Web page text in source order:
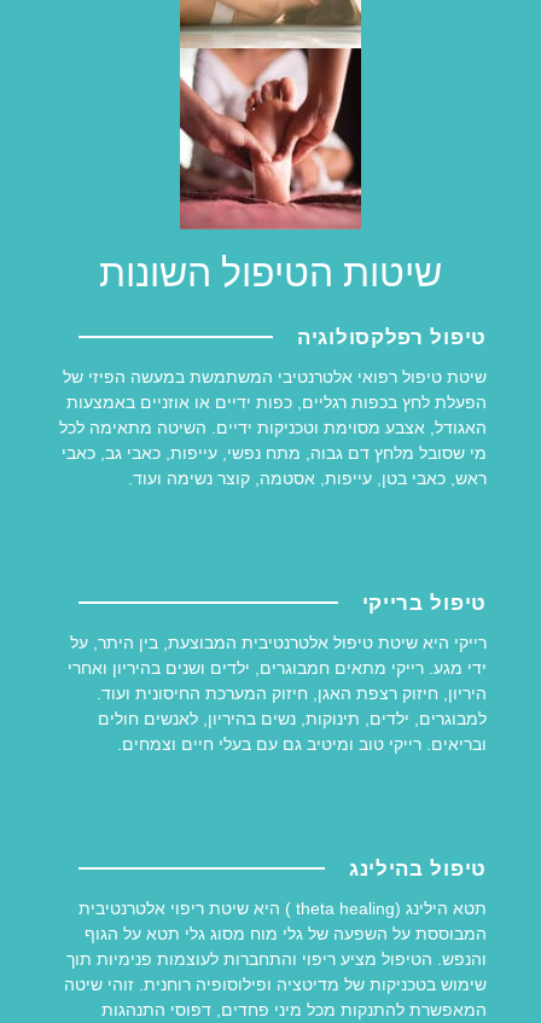
שיטות הטיפול השונות
טיפול רפלקסולוגיה
שיטת טיפול רפואי אלטרנטיבי המשתמשת במעשה הפיזי של
הפעלת לחץ בכפות רגליים, כפות ידיים או אוזניים באמצעות
האגודל, אצבע מסוימת וטכניקות ידיים. השיטה מתאימה לכל
מי שסובל מלחץ דם גבוה, מתח נפשי, עייפות, כאבי גב, כאבי
ראש, כאבי בטן, עייפות, אסטמה, קוצר נשימה ועוד.
טיפול ברייקי
רייקי היא שיטת טיפול אלטרנטיבית המבוצעת, בין היתר, על
ידי מגע. רייקי מתאים חמבוגרים, ילדים ושנים בהיריון ואחרי
היריון, חיזוק רצפת האגן, חיזוק המערכת החיסונית ועוד.
למבוגרים, ילדים, תינוקות, נשים בהיריון, לאנשים חולים
ובריאים. רייקי טוב ומיטיב גם עם בעלי חיים וצמחים.
טיפול בהילינג
תטא הילינג (theta healing ) היא שיטת ריפוי אלטרנטיבית
המבוססת על השפעה של גלי מוח מסוג גלי תטא על הגוף
והנפש. הטיפול מציע ריפוי והתחברות לעוצמות פנימיות תוך
שימוש בטכניקות של מדיטציה ופילוסופיה רוחנית. זוהי שיטה
המאפשרת להתנקות מכל מיני פחדים, דפוסי התנהגות